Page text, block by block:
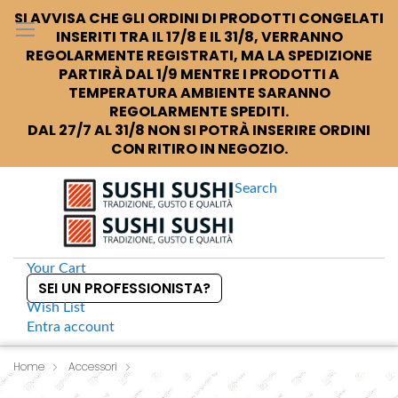
SI AVVISA CHE GLI ORDINI DI PRODOTTI CONGELATI
INSERITI TRA IL 17/8 E IL 31/8, VERRANNO
REGOLARMENTE REGISTRATI, MA LA SPEDIZIONE
PARTIRÀ DAL 1/9 MENTRE I PRODOTTI A
TEMPERATURA AMBIENTE SARANNO
REGOLARMENTE SPEDITI.
DAL 27/7 AL 31/8 NON SI POTRÀ INSERIRE ORDINI
CON RITIRO IN NEGOZIO.
Search
Your Cart
SEI UN PROFESSIONISTA?
Wish List
Entra account
S
k
i
Home
Accessori
Hasegawa Special Makisu Stuoietta per arrotolare sushi
S